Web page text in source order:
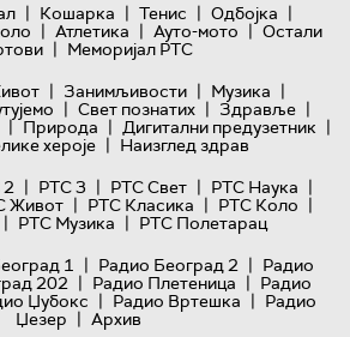
| Кошарка | Тенис | Одбојка |
| Атлетика | Ауто-мото | Остали
| Меморијал РТС
| Занимљивости | Музика |
| Свет познатих | Здравље |
| Природа | Дигитални предузетник |
хероје | Наизглед здрав
2 | РТС 3 | РТС Свет | РТС Наука |
Живот | РТС Класика | РТС Коло |
| РТС Музика | РТС Полетарац
1 | Радио Београд 2 | Радио
202 | Радио Плетеница | Радио
Џубокс | Радио Вртешка | Радио
Џезер | Архив